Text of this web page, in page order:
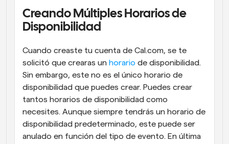
Creando Múltiples Horarios de
Disponibilidad
Cuando creaste tu cuenta de Cal.com, se te
solicitó que crearas un horario de disponibilidad.
Sin embargo, este no es el único horario de
disponibilidad que puedes crear. Puedes crear
tantos horarios de disponibilidad como
necesites. Aunque siempre tendrás un horario de
disponibilidad predeterminado, este puede ser
anulado en función del tipo de evento. En última